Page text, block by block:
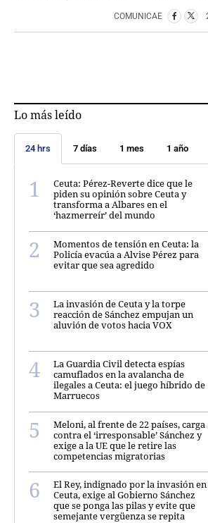
COMUNICAE
Lo más leído
24 hrs 7 días 1 mes 1 año
Ceuta: Pérez-Reverte dice que le
piden su opinión sobre Ceuta y
transforma a Albares en el
‘hazmerreír’ del mundo
Momentos de tensión en Ceuta: la
Policía evacúa a Alvise Pérez para
evitar que sea agredido
La invasión de Ceuta y la torpe
reacción de Sánchez empujan un
aluvión de votos hacia VOX
La Guardia Civil detecta espías
camuflados en la avalancha de
ilegales a Ceuta: el juego híbrido de
Marruecos
Meloni, al frente de 22 países, carga
contra el ‘irresponsable’ Sánchez y
exige a la UE que le retire las
competencias migratorias
El Rey, indignado por la invasión en
Ceuta, exige al Gobierno Sánchez
que se ponga las pilas y evite que
semejante vergüenza se repita